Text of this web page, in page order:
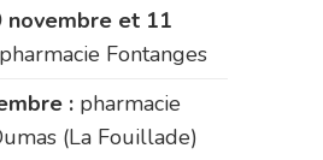
novembre et 11
pharmacie Fontanges
: pharmacie
(La Fouillade)